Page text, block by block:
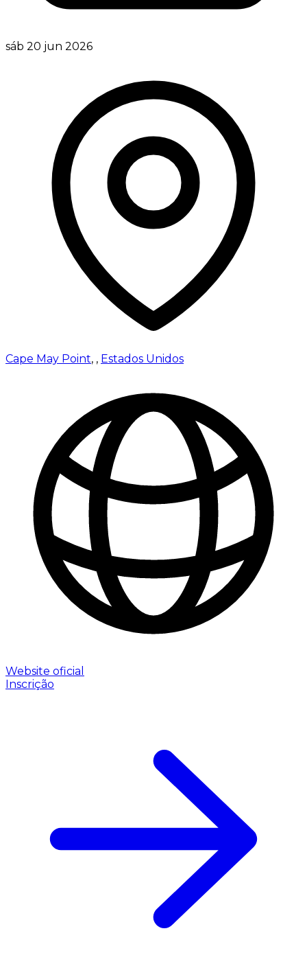
sáb 20 jun 2026
Cape May Point, , Estados Unidos
Website oficial
Inscrição